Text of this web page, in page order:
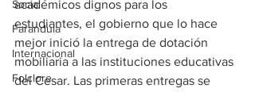
Social
Farandula
Internacional
Folclore
académicos dignos para los
estudiantes, el gobierno que lo hace
mejor inició la entrega de dotación
mobiliaria a las instituciones educativas
del Cesar. Las primeras entregas se